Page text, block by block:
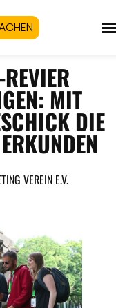
MIT
DIE
VEREIN E.V.